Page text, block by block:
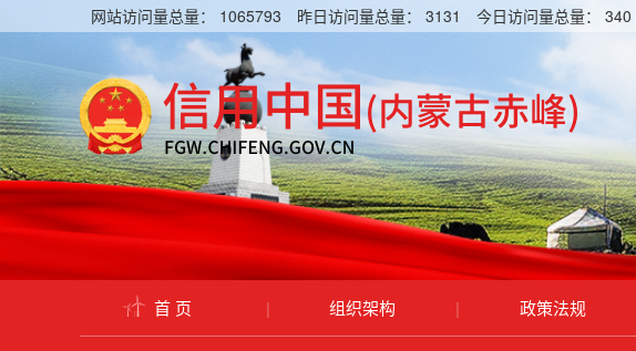
网站访问量总量： 1065793 昨日访问量总量： 3131 今日访问量总量： 340
首 页 | 组织架构 | 政策法规